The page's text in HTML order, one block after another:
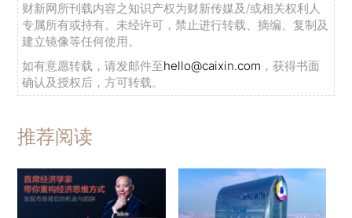
财新网所刊载内容之知识产权为财新传媒及/或相关权利人
专属所有或持有。未经许可，禁止进行转载、摘编、复制及
建立镜像等任何使用。
如有意愿转载，请发邮件至hello@caixin.com ，获得书面
确认及授权后，方可转载。
推荐阅读